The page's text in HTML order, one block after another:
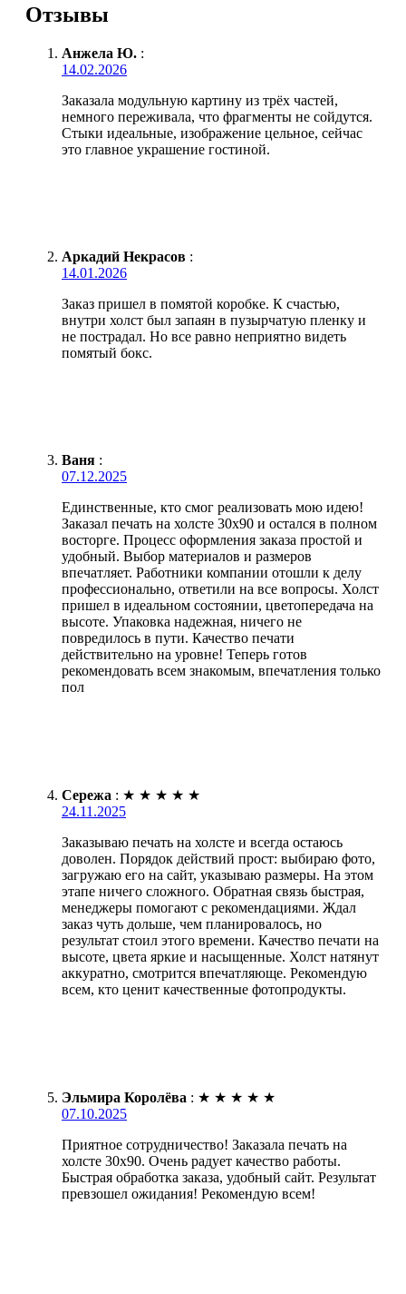
Отзывы
Анжела Ю. :
14.02.2026
Заказала модульную картину из трёх частей,
немного переживала, что фрагменты не сойдутся.
Стыки идеальные, изображение цельное, сейчас
это главное украшение гостиной.
Аркадий Некрасов :
14.01.2026
Заказ пришел в помятой коробке. К счастью,
внутри холст был запаян в пузырчатую пленку и
не пострадал. Но все равно неприятно видеть
помятый бокс.
Ваня :
07.12.2025
Единственные, кто смог реализовать мою идею!
Заказал печать на холсте 30х90 и остался в полном
восторге. Процесс оформления заказа простой и
удобный. Выбор материалов и размеров
впечатляет. Работники компании отошли к делу
профессионально, ответили на все вопросы. Холст
пришел в идеальном состоянии, цветопередача на
высоте. Упаковка надежная, ничего не
повредилось в пути. Качество печати
действительно на уровне! Теперь готов
рекомендовать всем знакомым, впечатления только
пол
Сережа : ★ ★ ★ ★ ★
24.11.2025
Заказываю печать на холсте и всегда остаюсь
доволен. Порядок действий прост: выбираю фото,
загружаю его на сайт, указываю размеры. На этом
этапе ничего сложного. Обратная связь быстрая,
менеджеры помогают с рекомендациями. Ждал
заказ чуть дольше, чем планировалось, но
результат стоил этого времени. Качество печати на
высоте, цвета яркие и насыщенные. Холст натянут
аккуратно, смотрится впечатляюще. Рекомендую
всем, кто ценит качественные фотопродукты.
Эльмира Королёва : ★ ★ ★ ★ ★
07.10.2025
Приятное сотрудничество! Заказала печать на
холсте 30х90. Очень радует качество работы.
Быстрая обработка заказа, удобный сайт. Результат
превзошел ожидания! Рекомендую всем!